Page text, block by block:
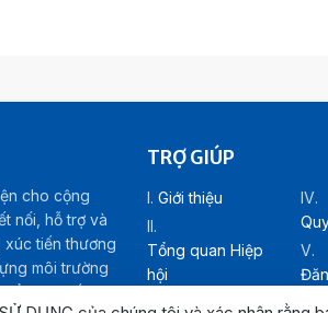
cho cộng
nối, hỗ trợ và
tiến thương
môi trường
kinh tế – xã
TRỢ GIÚP
Giới thiệu
Tổng quan Hiệp
hội
Cơ cấu tổ chức